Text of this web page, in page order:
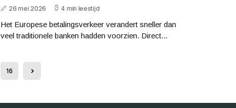
26 mei 2026 4 min leestijd
Het Europese betalingsverkeer verandert sneller dan
veel traditionele banken hadden voorzien. Direct...
16